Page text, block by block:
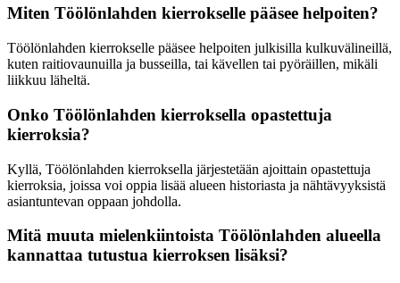
Miten Töölönlahden kierrokselle pääsee helpoiten?
Töölönlahden kierrokselle pääsee helpoiten julkisilla kulkuvälineillä,
kuten raitiovaunuilla ja busseilla, tai kävellen tai pyöräillen, mikäli
liikkuu läheltä.
Onko Töölönlahden kierroksella opastettuja
kierroksia?
Kyllä, Töölönlahden kierroksella järjestetään ajoittain opastettuja
kierroksia, joissa voi oppia lisää alueen historiasta ja nähtävyyksistä
asiantuntevan oppaan johdolla.
Mitä muuta mielenkiintoista Töölönlahden alueella
kannattaa tutustua kierroksen lisäksi?